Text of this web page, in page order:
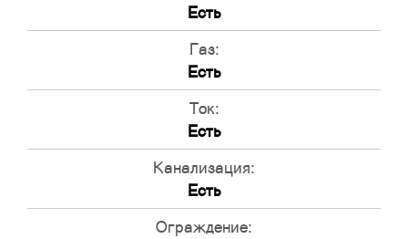
Есть
Газ:
Есть
Ток:
Есть
Канализация:
Есть
Ограждение: